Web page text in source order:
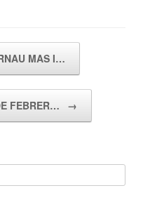
MAS I…
FEBRER… →